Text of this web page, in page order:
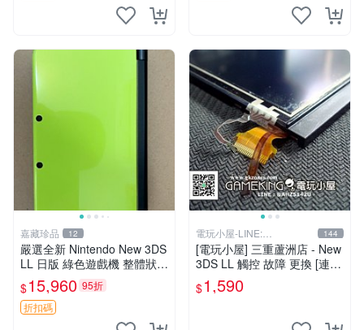
嘉藏珍品 12
嚴選全新 Nintendo New 3DS
LL 日版 綠色遊戲機 整體狀態
佳 按鈕順暢 附原裝64G存儲
卡 配備保護膜 屏幕清晰 輕便
易攜帶 新3d
$15,960 95折
折扣碼
電玩小屋-LINE:
@AHZ5142U
144
[電玩小屋] 三重蘆洲店 - New
3DS LL 觸控 故障 更換 [連工
帶料]
$1,590